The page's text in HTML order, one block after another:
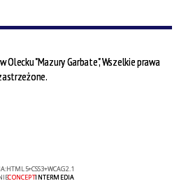
"Mazury Garbate", Wszelkie prawa
HTML5+CSS3+WCAG 2.1
CONCEPTINTERMEDIA